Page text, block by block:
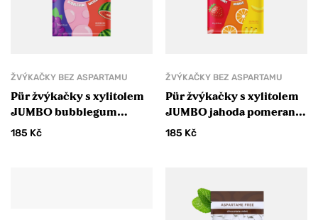
ŽVÝKAČKY BEZ ASPARTAMU
Pür žvýkačky s xylitolem
JUMBO bubblegum
meloun hroznové víno
185 Kč
ŽVÝKAČKY BEZ ASPARTAMU
Pür žvýkačky s xylitolem
JUMBO jahoda pomeranč
banán
185 Kč